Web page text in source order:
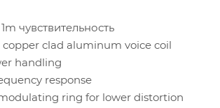
чувствительность
copper clad aluminum voice coil
handling
response
ring for lower distortion